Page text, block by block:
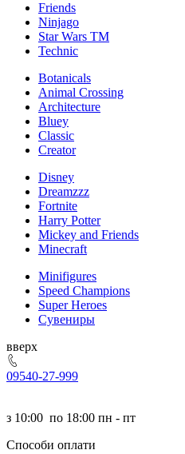
Friends
Ninjago
Star Wars TM
Technic
Botanicals
Animal Crossing
Architecture
Bluey
Classic
Creator
Disney
Dreamzzz
Fortnite
Harry Potter
Mickey and Friends
Minecraft
Minifigures
Speed Champions
Super Heroes
Сувениры
ерх
09540-27-999
з 10:00 по 18:00 пн - пт
Способи оплати